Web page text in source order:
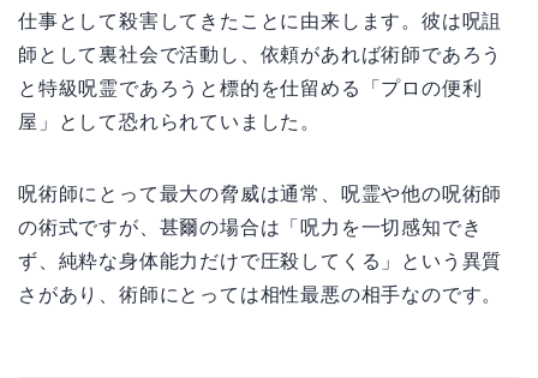
仕事として殺害してきたことに由来します。彼は呪詛
師として裏社会で活動し、依頼があれば術師であろう
と特級呪霊であろうと標的を仕留める「プロの便利
屋」として恐れられていました。
呪術師にとって最大の脅威は通常、呪霊や他の呪術師
の術式ですが、甚爾の場合は「呪力を一切感知でき
ず、純粋な身体能力だけで圧殺してくる」という異質
さがあり、術師にとっては相性最悪の相手なのです。